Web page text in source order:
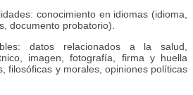
conocimiento en idiomas (idioma,
documento probatorio).
datos relacionados a la salud,
imagen, fotografía, firma y huella
filosóficas y morales, opiniones políticas